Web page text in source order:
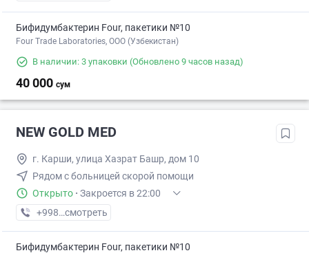
Бифидумбактерин Four, пакетики №10
Four Trade Laboratories, ООО (Узбекистан)
В наличии: 3 упаковки (Обновлено 9 часов назад)
40 000 сум
NEW GOLD MED
г. Карши, улица Хазрат Башр, дом 10
Рядом с больницей скорой помощи
Открыто · Закроется в 22:00
+998 (98) XXX-XX-XX
смотреть
Бифидумбактерин Four, пакетики №10